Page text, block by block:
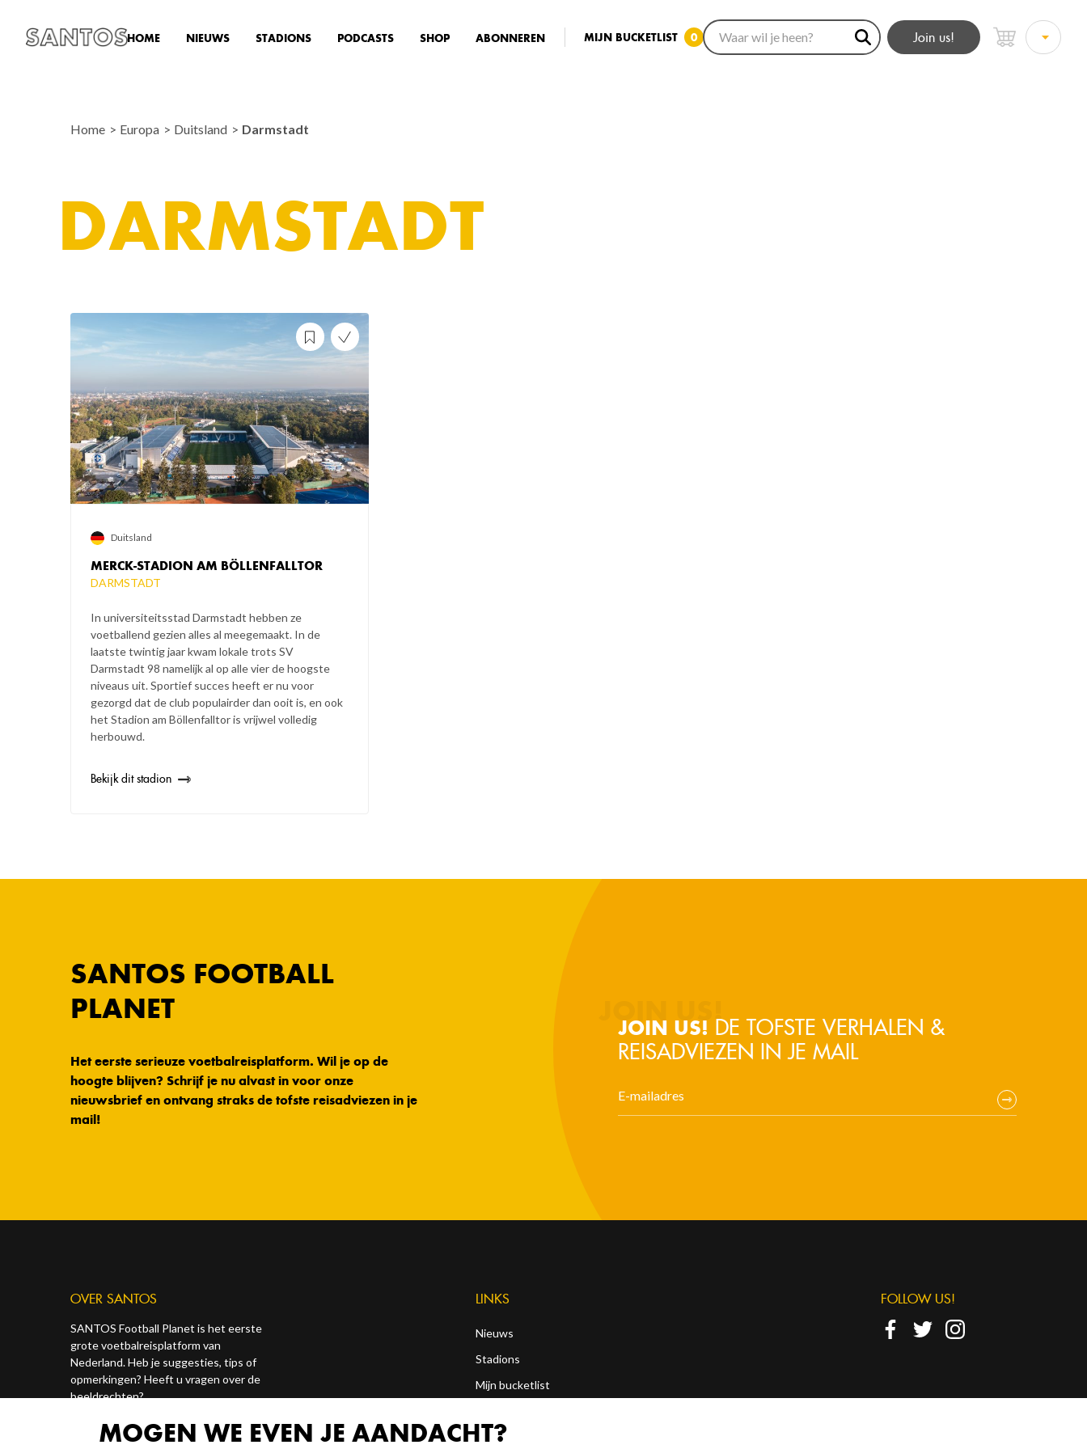
HOME NIEUWS STADIONS PODCASTS SHOP ABONNEREN MIJN BUCKETLIST 0 Join us!
Home Europa Duitsland Darmstadt
DARMSTADT
MERCK-STADION AM BÖLLENFALLTOR
DARMSTADT
In universiteitsstad Darmstadt hebben ze
voetballend gezien alles al meegemaakt. In de
laatste twintig jaar kwam lokale trots SV
Darmstadt 98 namelijk al op alle vier de hoogste
niveaus uit. Sportief succes heeft er nu voor
gezorgd dat de club populairder dan ooit is, en ook
het Stadion am Böllenfalltor is vrijwel volledig
herbouwd.
Duitsland
Bekijk dit stadion
SANTOS FOOTBALL
PLANET
Het eerste serieuze voetbalreisplatform. Wil je op de
hoogte blijven? Schrijf je nu alvast in voor onze
nieuwsbrief en ontvang straks de tofste reisadviezen in je
mail!
JOIN US! DE TOFSTE VERHALEN &
REISADVIEZEN IN JE MAIL
OVER SANTOS
SANTOS Football Planet is het eerste
grote voetbalreisplatform van
Nederland. Heb je suggesties, tips of
opmerkingen? Heeft u vragen over de
beeldrechten?
Contact ons via onze socials of via
redactie@santosonline.nl
LINKS
Nieuws
Stadions
Mijn bucketlist
Shop
FOLLOW US!
MOGEN WE EVEN JE AANDACHT?